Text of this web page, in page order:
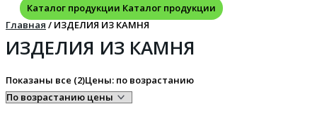
Каталог продукции Каталог продукции
Главная / ИЗДЕЛИЯ ИЗ КАМНЯ
ИЗДЕЛИЯ ИЗ КАМНЯ
Показаны все (2)Цены: по возрастанию